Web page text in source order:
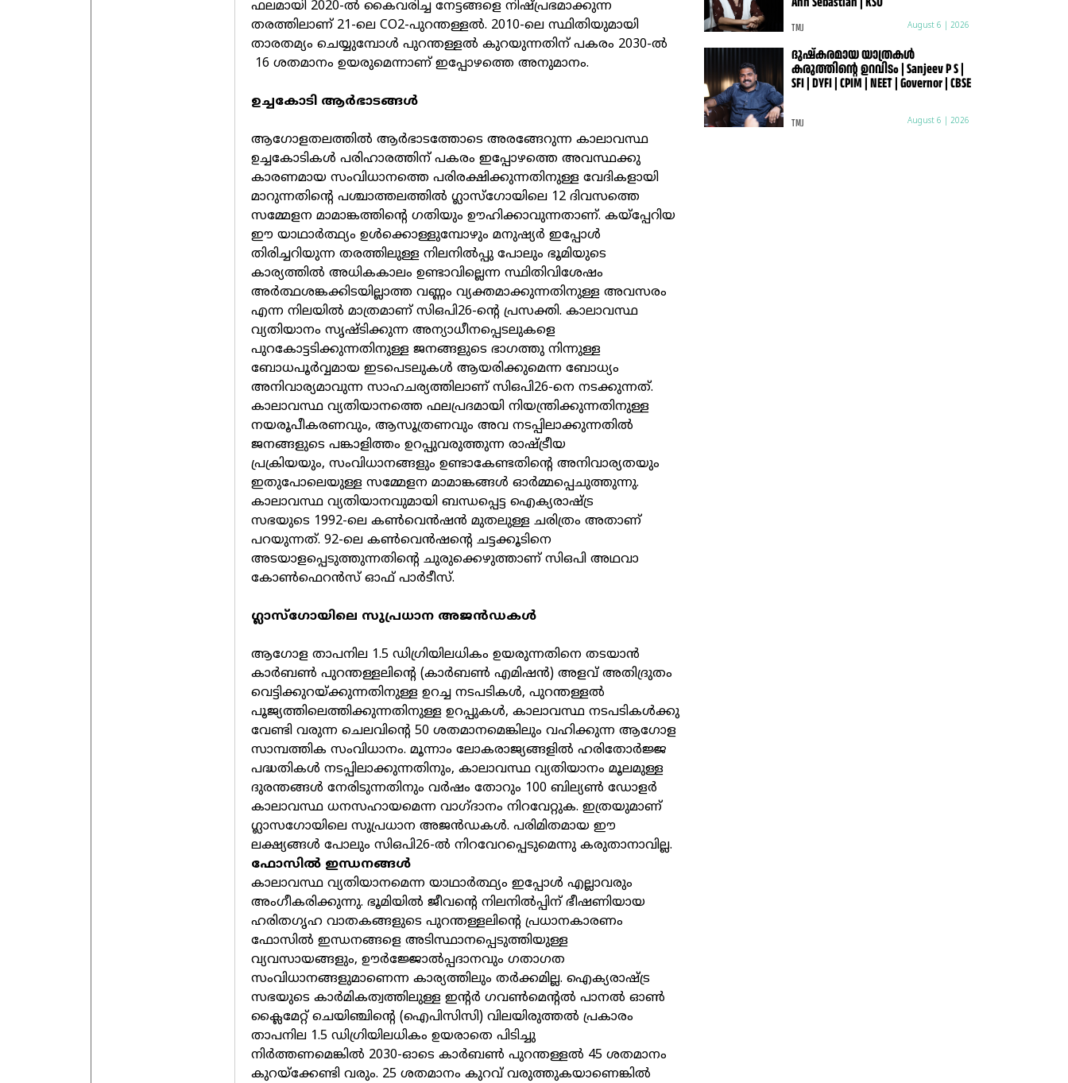
ഫലമായി 2020-ല്‍ കൈവരിച്ച നേട്ടങ്ങളെ നിഷ്പ്രഭമാക്കുന്ന
തരത്തിലാണ് 21-ലെ CO2-പുറന്തള്ളല്‍. 2010-ലെ സ്ഥിതിയുമായി
താരതമ്യം ചെയ്യുമ്പോള്‍ പുറന്തള്ളല്‍ കുറയുന്നതിന് പകരം 2030-ല്‍
16 ശതമാനം ഉയരുമെന്നാണ് ഇപ്പോഴത്തെ അനുമാനം.
ഉച്ചകോടി ആര്‍ഭാടങ്ങള്‍
ആഗോളതലത്തില്‍ ആര്‍ഭാടത്തോടെ അരങ്ങേറുന്ന കാലാവസ്ഥ
ഉച്ചകോടികള്‍ പരിഹാരത്തിന് പകരം ഇപ്പോഴത്തെ അവസ്ഥക്കു
കാരണമായ സംവിധാനത്തെ പരിരക്ഷിക്കുന്നതിനുള്ള വേദികളായി
മാറുന്നതിന്റെ പശ്ചാത്തലത്തില്‍ ഗ്ലാസ്‌ഗോയിലെ 12 ദിവസത്തെ
സമ്മേളന മാമാങ്കത്തിന്റെ ഗതിയും ഊഹിക്കാവുന്നതാണ്. കയ്‌പ്പേറിയ
ഈ യാഥാര്‍ത്ഥ്യം ഉള്‍ക്കൊള്ളുമ്പോഴും മനുഷ്യര്‍ ഇപ്പോള്‍
തിരിച്ചറിയുന്ന തരത്തിലുള്ള നിലനില്‍പ്പു പോലും ഭൂമിയുടെ
കാര്യത്തില്‍ അധികകാലം ഉണ്ടാവില്ലെന്ന സ്ഥിതിവിശേഷം
അര്‍ത്ഥശങ്കക്കിടയില്ലാത്ത വണ്ണം വ്യക്തമാക്കുന്നതിനുള്ള അവസരം
എന്ന നിലയില്‍ മാത്രമാണ് സിഒപി26-ന്റെ പ്രസക്തി. കാലാവസ്ഥ
വ്യതിയാനം സൃഷ്ടിക്കുന്ന അന്യാധീനപ്പെടലുകളെ
പുറകോട്ടടിക്കുന്നതിനുള്ള ജനങ്ങളുടെ ഭാഗത്തു നിന്നുള്ള
ബോധപൂര്‍വ്വമായ ഇടപെടലുകള്‍ ആയരിക്കുമെന്ന ബോധ്യം
അനിവാര്യമാവുന്ന സാഹചര്യത്തിലാണ് സിഒപി26-നെ നടക്കുന്നത്.
കാലാവസ്ഥ വ്യതിയാനത്തെ ഫലപ്രദമായി നിയന്ത്രിക്കുന്നതിനുള്ള
നയരൂപീകരണവും, ആസൂത്രണവും അവ നടപ്പിലാക്കുന്നതില്‍
ജനങ്ങളുടെ പങ്കാളിത്തം ഉറപ്പുവരുത്തുന്ന രാഷ്ട്രീയ
പ്രക്രിയയും, സംവിധാനങ്ങളും ഉണ്ടാകേണ്ടതിന്റെ അനിവാര്യതയും
ഇതുപോലെയുള്ള സമ്മേളന മാമാങ്കങ്ങള്‍ ഓര്‍മ്മപ്പെചുത്തുന്നു.
കാലാവസ്ഥ വ്യതിയാനവുമായി ബന്ധപ്പെട്ട ഐക്യരാഷ്ട്ര
സഭയുടെ 1992-ലെ കണ്‍വെന്‍ഷന്‍ മുതലുള്ള ചരിത്രം അതാണ്
പറയുന്നത്. 92-ലെ കണ്‍വെന്‍ഷന്റെ ചട്ടക്കൂടിനെ
അടയാളപ്പെടുത്തുന്നതിന്റെ ചുരുക്കെഴുത്താണ് സിഒപി അഥവാ
കോണ്‍ഫെറന്‍സ് ഓഫ് പാര്‍ടീസ്.
ഗ്ലാസ്‌ഗോയിലെ സുപ്രധാന അജന്‍ഡകള്‍
ആഗോള താപനില 1.5 ഡിഗ്രിയിലധികം ഉയരുന്നതിനെ തടയാന്‍
കാര്‍ബണ്‍ പുറന്തള്ളലിന്റെ (കാര്‍ബണ്‍ എമിഷന്‍) അളവ് അതിദ്രുതം
വെട്ടിക്കുറയ്ക്കുന്നതിനുള്ള ഉറച്ച നടപടികള്‍, പുറന്തള്ളല്‍
പൂജ്യത്തിലെത്തിക്കുന്നതിനുള്ള ഉറപ്പുകള്‍, കാലാവസ്ഥ നടപടികള്‍ക്കു
വേണ്ടി വരുന്ന ചെലവിന്റെ 50 ശതമാനമെങ്കിലും വഹിക്കുന്ന ആഗോള
സാമ്പത്തിക സംവിധാനം. മൂന്നാം ലോകരാജ്യങ്ങളില്‍ ഹരിതോര്‍ജ്ജ
പദ്ധതികള്‍ നടപ്പിലാക്കുന്നതിനും, കാലാവസ്ഥ വ്യതിയാനം മൂലമുള്ള
ദുരന്തങ്ങള്‍ നേരിടുന്നതിനും വര്‍ഷം തോറും 100 ബില്യണ്‍ ഡോളര്‍
കാലാവസ്ഥ ധനസഹായമെന്ന വാഗ്ദാനം നിറവേറ്റുക. ഇത്രയുമാണ്
ഗ്ലാസഗോയിലെ സുപ്രധാന അജന്‍ഡകള്‍. പരിമിതമായ ഈ
ലക്ഷ്യങ്ങള്‍ പോലും സിഒപി26-ല്‍ നിറവേറപ്പെടുമെന്നു കരുതാനാവില്ല.
ഫോസില്‍ ഇന്ധനങ്ങള്‍
കാലാവസ്ഥ വ്യതിയാനമെന്ന യാഥാര്‍ത്ഥ്യം ഇപ്പോള്‍ എല്ലാവരും
അംഗീകരിക്കുന്നു. ഭൂമിയില്‍ ജീവന്റെ നിലനില്‍പ്പിന് ഭീഷണിയായ
ഹരിതഗൃഹ വാതകങ്ങളുടെ പുറന്തള്ളലിന്റെ പ്രധാനകാരണം
ഫോസില്‍ ഇന്ധനങ്ങളെ അടിസ്ഥാനപ്പെടുത്തിയുള്ള
വ്യവസായങ്ങളും, ഊര്‍ജ്ജോല്‍പ്പദാനവും ഗതാഗത
സംവിധാനങ്ങളുമാണെന്ന കാര്യത്തിലും തര്‍ക്കമില്ല. ഐക്യരാഷ്ട്ര
സഭയുടെ കാര്‍മികത്വത്തിലുള്ള ഇന്റര്‍ ഗവണ്‍മെന്റല്‍ പാനല്‍ ഓണ്‍
ക്ലൈമേറ്റ് ചെയിഞ്ചിന്റെ (ഐപിസിസി) വിലയിരുത്തല്‍ പ്രകാരം
താപനില 1.5 ഡിഗ്രിയിലധികം ഉയരാതെ പിടിച്ചു
നിര്‍ത്തണമെങ്കില്‍ 2030-ഓടെ കാര്‍ബണ്‍ പുറന്തള്ളല്‍ 45 ശതമാനം
കുറയ്‌ക്കേണ്ടി വരും. 25 ശതമാനം കുറവ് വരുത്തുകയാണെങ്കില്‍
TMJ August 6 | 2026
ദുഷ്കരമായ യാത്രകൾ
കരുത്തിന്റെ ഉറവിടം | Sanjeev P S |
SFI | DYFI | CPIM | NEET | Governor | CBSE
TMJ August 6 | 2026